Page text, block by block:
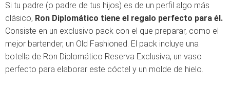
Si tu padre (o padre de tus hijos) es de un perfil algo más
clásico, Ron Diplomático tiene el regalo perfecto para él.
Consiste en un exclusivo pack con el que preparar, como el
mejor bartender, un Old Fashioned. El pack incluye una
botella de Ron Diplomático Reserva Exclusiva, un vaso
perfecto para elaborar este cóctel y un molde de hielo.